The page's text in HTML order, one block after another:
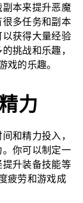
本来提升恶魔
多任务和副本
获得大量经验
挑战和乐趣，
的乐趣。
力
和精力投入，
你可以制定一
升装备技能等
疲劳和游戏成